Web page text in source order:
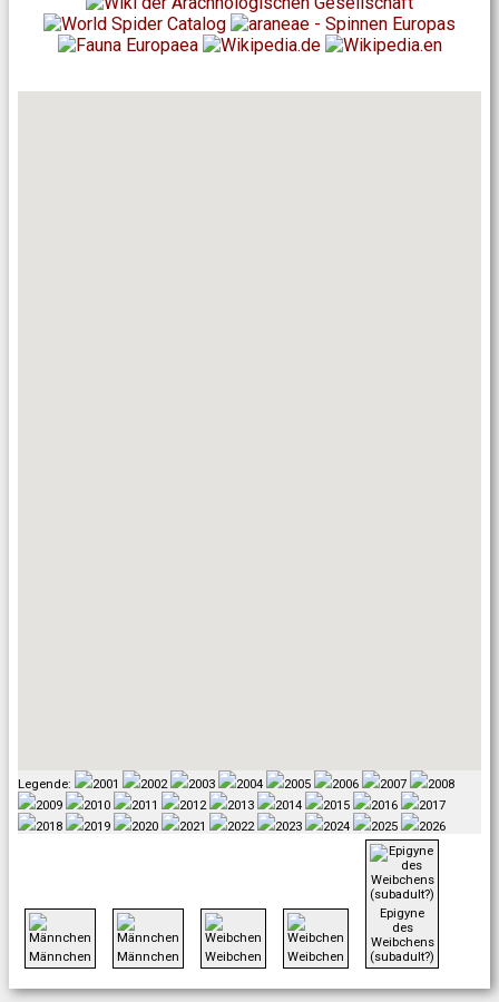
Legende: 2001 2002 2003 2004 2005 2006 2007
2008
2009
2010 2011 2012 2013 2014 2015 2016
2017
2018
2019 2020 2021 2022 2023 2024 2025 2026
Männchen Männchen Weibchen Weibchen
Epigyne
des
Weibchens
(subadult?)